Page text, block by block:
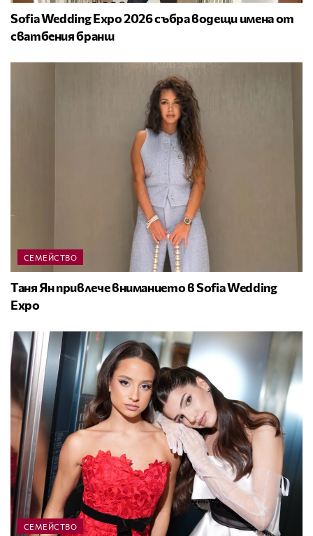
Sofia Wedding Expo 2026 събра водещи имена от
сватбения бранш
СЕМЕЙСТВО
Таня Ян привлече вниманието в Sofia Wedding
Expo
СЕМЕЙСТВО